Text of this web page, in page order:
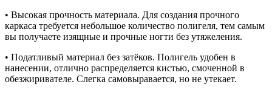
• Высокая прочность материала. Для создания прочного
каркаса требуется небольшое количество полигеля, тем самым
вы получаете изящные и прочные ногти без утяжеления.
• Податливый материал без затёков. Полигель удобен в
нанесении, отлично распределяется кистью, смоченной в
обезжиривателе. Слегка самовыравается, но не утекает.